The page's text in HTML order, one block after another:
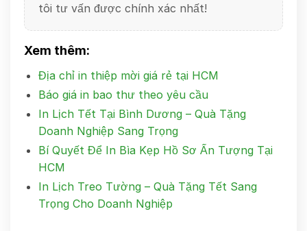
tôi tư vấn được chính xác nhất!
Xem thêm:
Địa chỉ in thiệp mời giá rẻ tại HCM
Báo giá in bao thư theo yêu cầu
In Lịch Tết Tại Bình Dương – Quà Tặng
Doanh Nghiệp Sang Trọng
Bí Quyết Để In Bìa Kẹp Hồ Sơ Ấn Tượng Tại
HCM
In Lịch Treo Tường – Quà Tặng Tết Sang
Trọng Cho Doanh Nghiệp